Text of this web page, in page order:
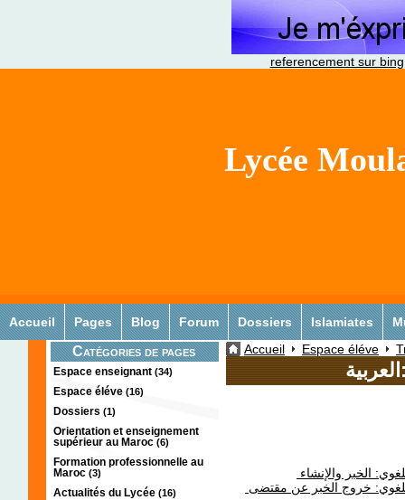
referencement sur bing
Lycée
Accueil Pages Blog Forum Dossiers Islamiates
Catégories de pages
Espace enseignant (34)
Espace éléve (16)
Dossiers (1)
Orientation et enseignement
supérieur au Maroc (6)
Formation professionnelle au
Maroc (3)
Actualités du Lycée (16)
Accueil Espace éléve
الخبر والإنشاء